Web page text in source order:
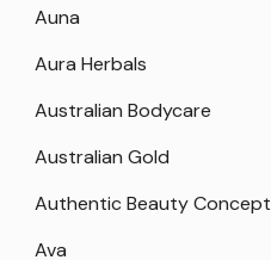
Auna
Aura Herbals
Australian Bodycare
Australian Gold
Authentic Beauty Concept
Ava